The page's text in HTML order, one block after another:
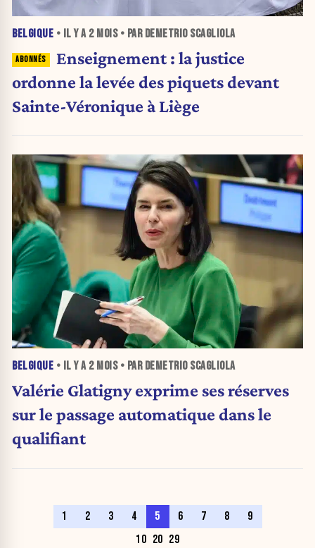
BELGIQUE • IL Y A 2 MOIS• PAR DEMETRIO SCAGLIOLA
Enseignement : la justice
ordonne la levée des piquets devant
Sainte-Véronique à Liège
BELGIQUE • IL Y A 2 MOIS• PAR DEMETRIO SCAGLIOLA
Valérie Glatigny exprime ses réserves
sur le passage automatique dans le
qualifiant
1 2 3 4 5 6 7 8
9
10 20 29